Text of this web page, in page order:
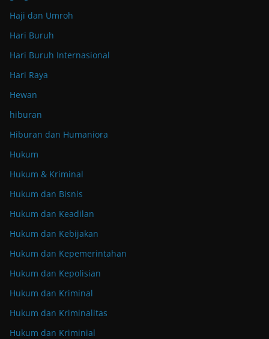
Haji dan Umroh
Hari Buruh
Hari Buruh Internasional
Hari Raya
Hewan
hiburan
Hiburan dan Humaniora
Hukum
Hukum & Kriminal
Hukum dan Bisnis
Hukum dan Keadilan
Hukum dan Kebijakan
Hukum dan Kepemerintahan
Hukum dan Kepolisian
Hukum dan Kriminal
Hukum dan Kriminalitas
Hukum dan Kriminial